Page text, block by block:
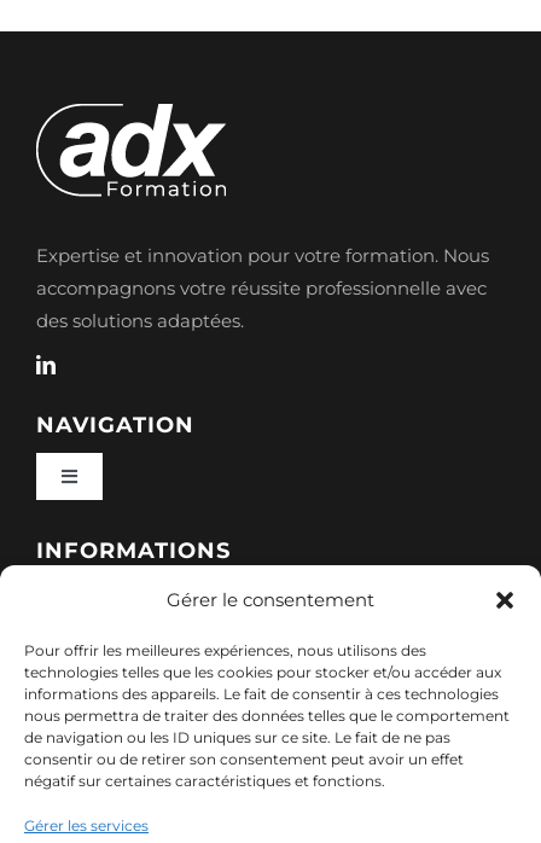
Gérer le consentement
Pour offrir les meilleures expériences, nous utilisons des
technologies telles que les cookies pour stocker et/ou accéder aux
informations des appareils. Le fait de consentir à ces technologies
nous permettra de traiter des données telles que le comportement
de navigation ou les ID uniques sur ce site. Le fait de ne pas
consentir ou de retirer son consentement peut avoir un effet
négatif sur certaines caractéristiques et fonctions.
Gérer les services
Expertise et innovation pour votre formation. Nous
accompagnons votre réussite professionnelle avec
des solutions adaptées.
NAVIGATION
Toggle
Qui sommes-nous ?
Nos sessions
Ressources
INFORMATIONS
Politique de cookies (UE)
Mentions légales
Politique de confidentialité des données (RGPD)
CONTACT
7, rue de Marigné-Peuton – 53200 Château-
Gontier
contact@adx-formation.com